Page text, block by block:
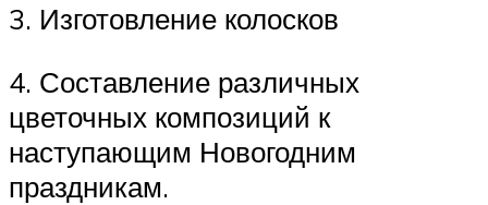
3. Изготовление колосков
4. Составление различных
цветочных композиций к
наступающим Новогодним
праздникам.